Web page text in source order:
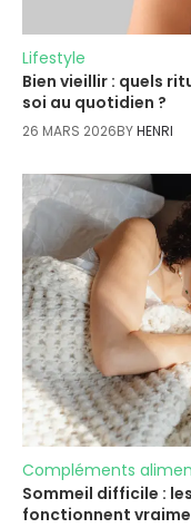
Lifestyle
Bien vieillir : quels
soi au quotidien ?
26 MARS 2026BYHENRI
Compléments
Sommeil difficile :
fonctionnent